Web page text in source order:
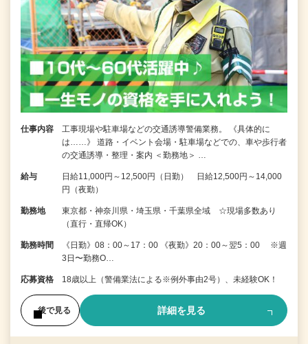
仕事内容
工事現場や駐車場などの交通誘導警備業務。 《具体的に
は……》 道路・イベント会場・駐車場などでの、車や歩行者
の交通誘導・整理・案内 ＜勤務地＞ …
給与
日給11,000円～12,500円（日勤） 日給12,500円～14,000
円（夜勤）
勤務地
東京都・神奈川県・埼玉県・千葉県全域 ☆現場多数あり
（直行・直帰OK）
勤務時間
《日勤》08：00～17：00 《夜勤》20：00～翌5：00 ※週
3日〜勤務O…
応募資格 18歳以上（警備業法による※例外事由2号）、未経験OK！
後で見る 詳細を見る